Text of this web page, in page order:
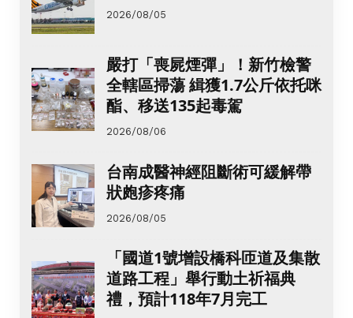
2026/08/05
嚴打「喪屍煙彈」！新竹檢警
全轄區掃蕩 緝獲1.7公斤依托咪
酯、移送135起毒駕
2026/08/06
台南成醫神經阻斷術可緩解帶
狀皰疹疼痛
2026/08/05
「國道1號增設橋科匝道及集散
道路工程」舉行動土祈福典
禮，預計118年7月完工